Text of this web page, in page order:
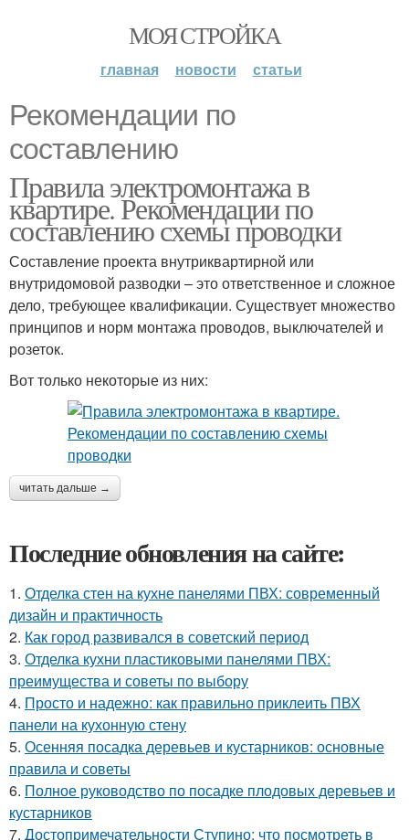
МОЯ СТРОЙКА
главная новости статьи
Рекомендации по
составлению
Правила электромонтажа в
квартире. Рекомендации по
составлению схемы проводки
Составление проекта внутриквартирной или
внутридомовой разводки – это ответственное и сложное
дело, требующее квалификации. Существует множество
принципов и норм монтажа проводов, выключателей и
розеток.
Вот только некоторые из них:
читать дальше →
Последние обновления на сайте:
1. Отделка стен на кухне панелями ПВХ: современный
дизайн и практичность
2. Как город развивался в советский период
3. Отделка кухни пластиковыми панелями ПВХ:
преимущества и советы по выбору
4. Просто и надежно: как правильно приклеить ПВХ
панели на кухонную стену
5. Осенняя посадка деревьев и кустарников: основные
правила и советы
6. Полное руководство по посадке плодовых деревьев и
кустарников
7. Достопримечательности Ступино: что посмотреть в